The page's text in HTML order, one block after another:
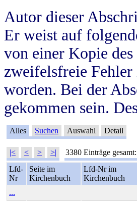
Autor dieser
Er weist auf
von einer Kopie
zweifelsfreie
worden. Bei der
gekommen sein.
Alles Suchen Auswahl Detail
|< < > >| 3380 Einträge gesamt:
Lfd-
Nr
Seite im
Kirchenbuch
Lfd-Nr im
Kirchenbuch
...